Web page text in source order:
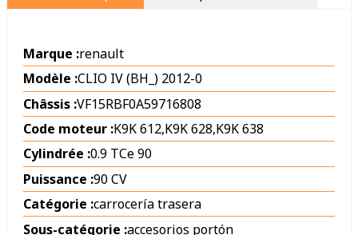
Marque :renault
Modèle :CLIO IV (BH_) 2012-0
Châssis :VF15RBF0A59716808
Code moteur :K9K 612,K9K 628,K9K 638
Cylindrée :0.9 TCe 90
Puissance :90 CV
Catégorie :carrocería trasera
Sous-catégorie :accesorios portón